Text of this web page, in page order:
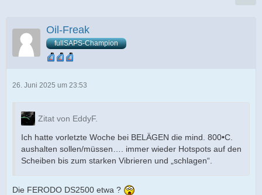
Oil-Freak
fullSAPS-Champion
26. Juni 2025 um 23:53
Zitat von EddyF.
Ich hatte vorletzte Woche bei BELÄGEN die mind. 800•C.
aushalten sollen/müssen…. immer wieder Hotspots auf den
Scheiben bis zum starken Vibrieren und „schlagen“.
Die FERODO DS2500 etwa ?